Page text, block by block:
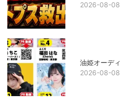
2026-08-
油姫オーデ
2026-08-